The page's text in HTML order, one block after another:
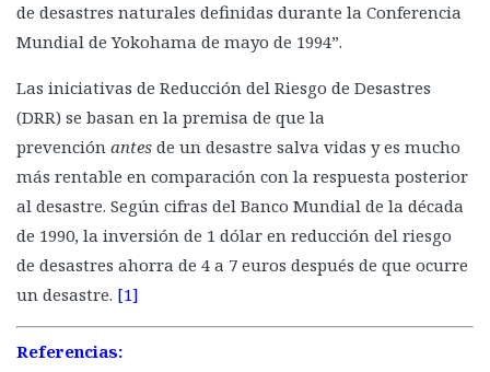
de desastres naturales definidas durante la Conferencia
Mundial de Yokohama de mayo de 1994”.
Las iniciativas de Reducción del Riesgo de Desastres
(DRR) se basan en la premisa de que la
prevención antes de un desastre salva vidas y es mucho
más rentable en comparación con la respuesta posterior
al desastre. Según cifras del Banco Mundial de la década
de 1990, la inversión de 1 dólar en reducción del riesgo
de desastres ahorra de 4 a 7 euros después de que ocurre
un desastre. [1]
Referencias: